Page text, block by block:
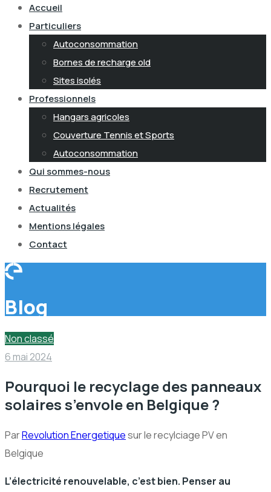
Accueil
Particuliers
Autoconsommation
Bornes de recharge old
Sites isolés
Professionnels
Hangars agricoles
Couverture Tennis et Sports
Autoconsommation
Qui sommes-nous
Recrutement
Actualités
Mentions légales
Contact
Blog
Non classé
6 mai 2024
Pourquoi le recyclage des panneaux
solaires s’envole en Belgique ?
ParRevolution Energetiquesur le recylciage PV en
Belgique
L’électricité renouvelable, c’est bien. Penser au